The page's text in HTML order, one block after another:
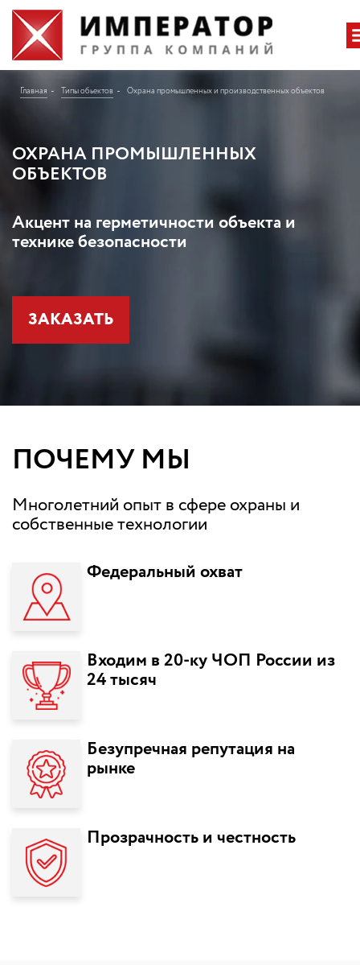
Главная Типы обьектов Охрана промышленных и производственных объектов
ОХРАНА ПРОМЫШЛЕННЫХ
ОБЪЕКТОВ
Акцент на герметичности объекта и
технике безопасности
ЗАКАЗАТЬ
ПОЧЕМУ МЫ
Многолетний опыт в сфере охраны и
собственные технологии
Федеральный охват
Входим в 20-ку ЧОП России из
24 тысяч
Безупречная репутация на
рынке
Прозрачность и честность